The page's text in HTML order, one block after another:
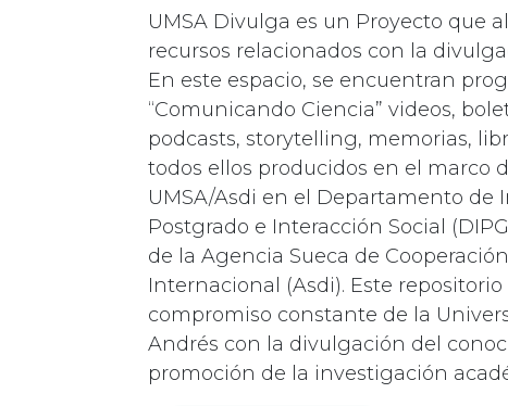
UMSA Divulga es un Proyecto que
recursos relacionados con la
En este espacio, se encuentran
“Comunicando Ciencia” videos,
podcasts, storytelling, memorias,
todos ellos producidos en el marco
UMSA/Asdi en el Departamento de
Postgrado e Interacción Social
de la Agencia Sueca de
Internacional (Asdi). Este
compromiso constante de la
Andrés con la divulgación del
promoción de la investigación